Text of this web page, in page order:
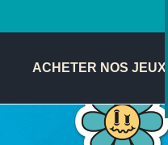
ACHETER NOS JEUX